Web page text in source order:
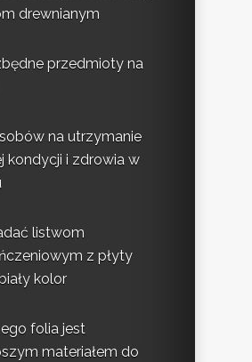
drewnianym
przedmioty na
na utrzymanie
kondycji i zdrowia w
listwom
z płyty
kolor
folia jest
materiałem do